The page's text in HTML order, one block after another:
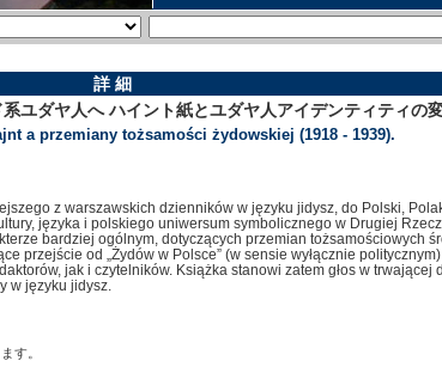
詳 細
ユダヤ人へ ハイント紙とユダヤ人アイデンティティ
a przemiany tożsamości żydowskiej (1918 - 1939).
z warszawskich dzienników w języku jidysz, do Polski,
języka i polskiego uniwersum symbolicznego w Drugiej
bardziej ogólnym, dotyczących przemian tożsamościowych
przejście od „Żydów w Polsce” (w sensie wyłącznie
jak i czytelników. Książka stanowi zatem głos w
w języku jidysz.
す。